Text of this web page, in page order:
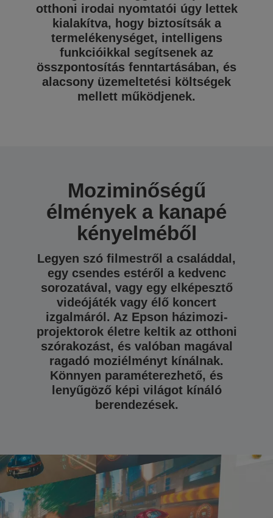
otthoni irodai nyomtatói úgy lettek
kialakítva, hogy biztosítsák a
termelékenységet, intelligens
funkcióikkal segítsenek az
összpontosítás fenntartásában, és
alacsony üzemeltetési költségek
mellett működjenek.
Moziminőségű
élmények a kanapé
kényelméből
Legyen szó filmestről a családdal,
egy csendes estéről a kedvenc
sorozatával, vagy egy elképesztő
videójáték vagy élő koncert
izgalmáról. Az Epson házimozi-
projektorok életre keltik az otthoni
szórakozást, és valóban magával
ragadó moziélményt kínálnak.
Könnyen paraméterezhető, és
lenyűgöző képi világot kínáló
berendezések.